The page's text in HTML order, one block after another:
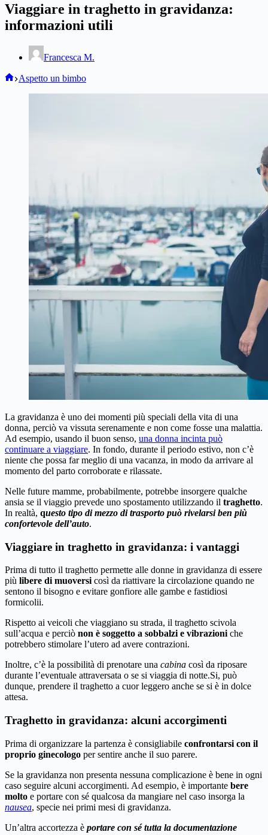
Viaggiare in traghetto in gravidanza:
informazioni utili
Francesca M.
Home
Aspetto un bimbo
La gravidanza è uno dei momenti più speciali della vita di una
donna, perciò va vissuta serenamente e non come fosse una malattia.
Ad esempio, usando il buon senso, una donna incinta può
continuare a viaggiare. In fondo, durante il periodo estivo, non c’è
niente che possa far meglio di una vacanza, in modo da arrivare al
momento del parto corroborate e rilassate.
Nelle future mamme, probabilmente, potrebbe insorgere qualche
ansia se il viaggio prevede uno spostamento utilizzando il traghetto.
In realtà, questo tipo di mezzo di trasporto può rivelarsi ben più
confortevole dell’auto.
Viaggiare in traghetto in gravidanza: i vantaggi
Prima di tutto il traghetto permette alle donne in gravidanza di essere
più libere di muoversi così da riattivare la circolazione quando ne
sentono il bisogno e evitare gonfiore alle gambe e fastidiosi
formicolii.
Rispetto ai veicoli che viaggiano su strada, il traghetto scivola
sull’acqua e perciò non è soggetto a sobbalzi e vibrazioni che
potrebbero stimolare l’utero ad avere contrazioni.
Inoltre, c’è la possibilità di prenotare una cabina così da riposare
durante l’eventuale attraversata o se si viaggia di notte.Si, può
dunque, prendere il traghetto a cuor leggero anche se si è in dolce
attesa.
Traghetto in gravidanza: alcuni accorgimenti
Prima di organizzare la partenza è consigliabile confrontarsi con il
proprio ginecologo per sentire anche il suo parere.
Se la gravidanza non presenta nessuna complicazione è bene in ogni
caso seguire alcuni accorgimenti. Ad esempio, è importante bere
molto e portare con sé qualcosa da mangiare nel caso insorga la
nausea, specie nei primi mesi di gravidanza.
Un’altra accortezza è portare con sé tutta la documentazione